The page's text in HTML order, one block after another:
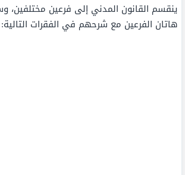
ينقسم القانون المدني إلى فرعين مختلفين،
هاتان الفرعين مع شرحهم في الفقرات التالية: